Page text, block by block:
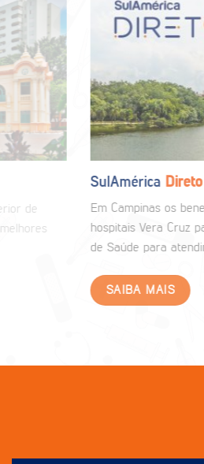
Direto Campinas
Em Campinas os beneficiários
hospitais Vera Cruz para
de Saúde para atendimento
SAIBA MAIS